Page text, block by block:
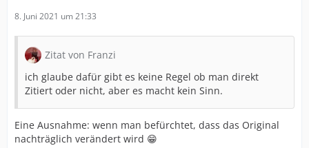
8. Juni 2021 um 21:33
Zitat von Franzi
ich glaube dafür gibt es keine Regel ob man direkt
Zitiert oder nicht, aber es macht kein Sinn.
Eine Ausnahme: wenn man befürchtet, dass das Original
nachträglich verändert wird 😁